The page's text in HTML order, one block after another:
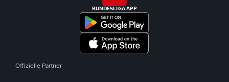
BUNDESLIGA APP
Offizielle Partner